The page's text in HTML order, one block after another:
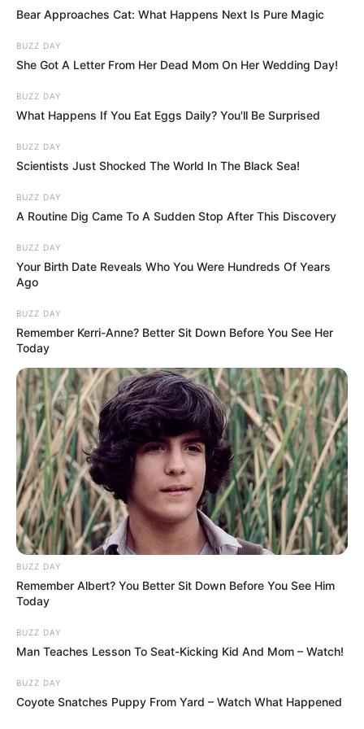
Bear Approaches Cat: What Happens Next Is Pure Magic
BUZZ DAY
She Got A Letter From Her Dead Mom On Her Wedding Day!
BUZZ DAY
What Happens If You Eat Eggs Daily? You'll Be Surprised
BUZZ DAY
Scientists Just Shocked The World In The Black Sea!
BUZZ DAY
A Routine Dig Came To A Sudden Stop After This Discovery
BUZZ DAY
Your Birth Date Reveals Who You Were Hundreds Of Years
Ago
BUZZ DAY
Remember Kerri-Anne? Better Sit Down Before You See Her
Today
BUZZ DAY
Remember Albert? You Better Sit Down Before You See Him
Today
BUZZ DAY
Man Teaches Lesson To Seat-Kicking Kid And Mom – Watch!
BUZZ DAY
Coyote Snatches Puppy From Yard – Watch What Happened